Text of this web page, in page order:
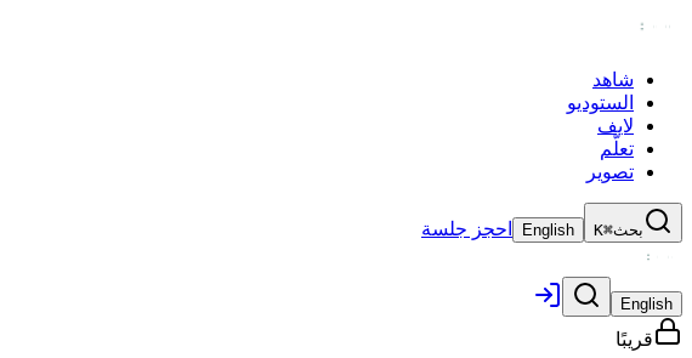
شاهد
الستوديو
لايف
تعلّم
تصوير
بحث⌘K
English احجز جلسة
English
قريبًا